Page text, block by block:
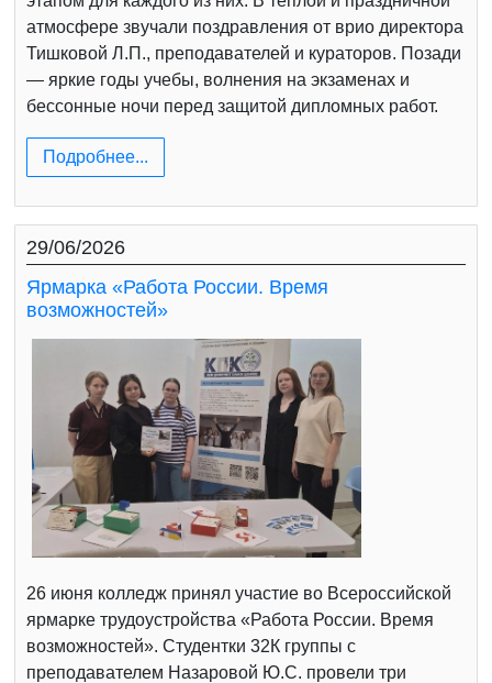
атмосфере звучали поздравления от врио директора
Тишковой Л.П., преподавателей и кураторов. Позади
— яркие годы учебы, волнения на экзаменах и
бессонные ночи перед защитой дипломных работ.
Подробнее...
29/06/2026
Ярмарка «Работа России. Время
возможностей»
26 июня колледж принял участие во Всероссийской
ярмарке трудоустройства «Работа России. Время
возможностей». Студентки 32К группы с
преподавателем Назаровой Ю.С. провели три